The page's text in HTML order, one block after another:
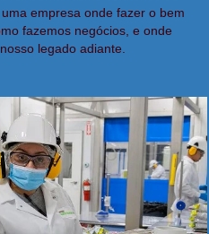
empresa onde fazer o bem
fazemos negócios, e onde
legado adiante.